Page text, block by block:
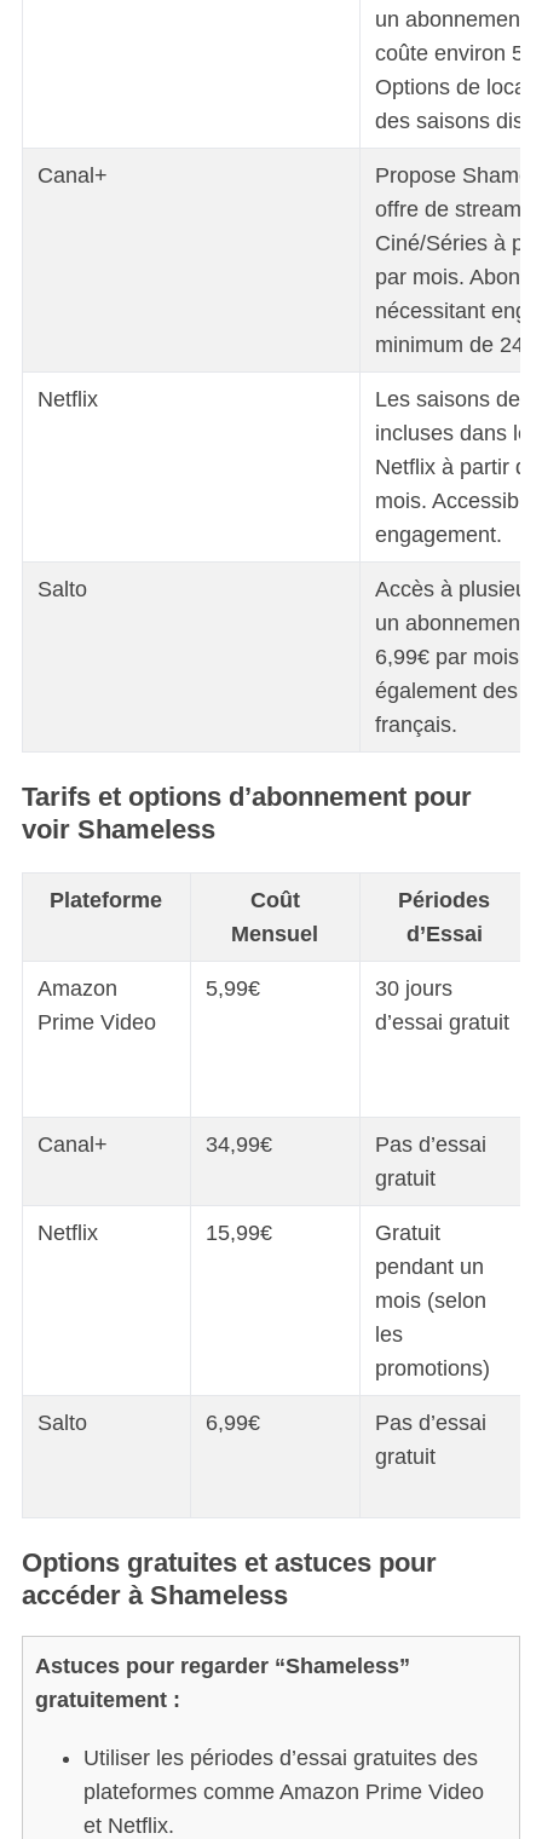
un abonnement
coûte environ
Options de
des saisons
Canal+
Propose
offre de
Ciné/Séries à
par mois.
nécessitant
minimum de 24
Netflix
Les saisons de
incluses dans
Netflix à partir
mois. Accessible
engagement.
Salto
Accès à
un abonnement
6,99€ par mois,
également des
français.
Tarifs et options d’abonnement pour
voir Shameless
Plateforme
Coût
Mensuel
Périodes
d’Essai
Amazon
Prime Video
5,99€
30 jours
d’essai gratuit
Canal+ 34,99€
Pas d’essai
gratuit
Netflix 15,99€
Gratuit
pendant un
mois (selon
les
promotions)
Salto 6,99€
Pas d’essai
gratuit
Options gratuites et astuces pour
accéder à Shameless
Astuces pour regarder “Shameless”
gratuitement :
Utiliser les périodes d’essai gratuites des
plateformes comme Amazon Prime Video
et Netflix.